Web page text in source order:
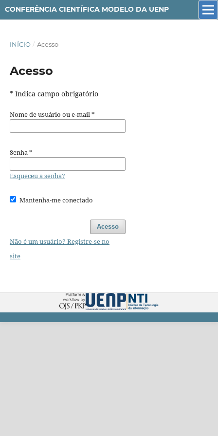
CONFERÊNCIA CIENTÍFICA MODELO DA UENP
INÍCIO / Acesso
Acesso
* Indica campo obrigatório
Nome de usuário ou e-mail*
Senha*
Esqueceu a senha?
Mantenha-me conectado
Acesso
Não é um usuário? Registre-se no
site